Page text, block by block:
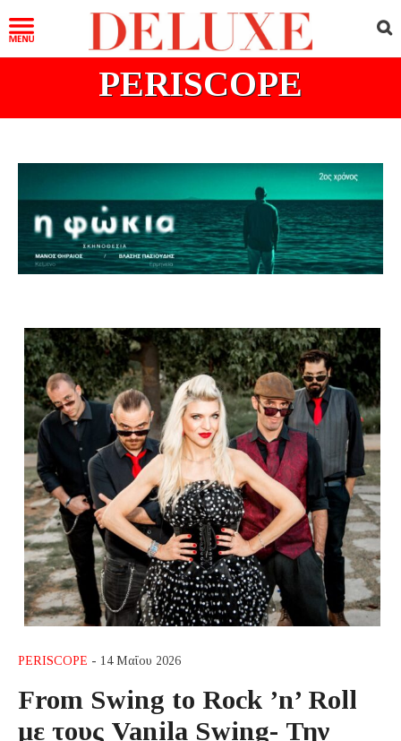
PERISCOPE
PERISCOPE - 14 Μαΐου 2026
From Swing to Rock ’n’ Roll
με τους Vanila Swing- Την